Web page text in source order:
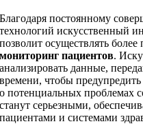
Благодаря постоянному
технологий искусственный
позволит осуществлять
мониторинг пациентов.
анализировать данные,
времени, чтобы
о потенциальных проблемах
станут серьезными,
пациентами и системами